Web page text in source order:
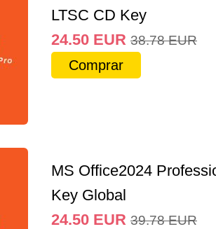
LTSC CD Key
24.50 EUR 38.78 EUR
Comprar
MS Office2024
Key Global
24.50 EUR 39.78 EUR